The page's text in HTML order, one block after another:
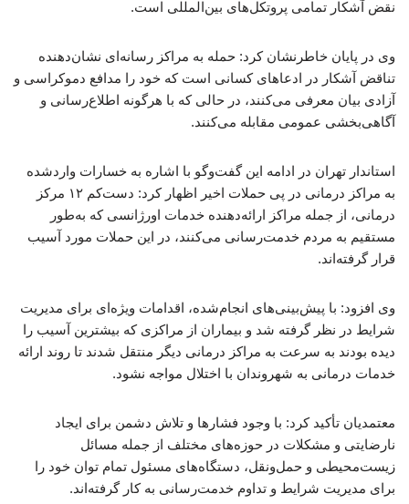
نقض آشکار تمامی پروتکل‌های بین‌المللی است.
وی در پایان خاطرنشان کرد: حمله به مراکز رسانه‌ای نشان‌دهنده
تناقض آشکار در ادعاهای کسانی است که خود را مدافع دموکراسی و
آزادی بیان معرفی می‌کنند، در حالی که با هرگونه اطلاع‌رسانی و
آگاهی‌بخشی عمومی مقابله می‌کنند.
استاندار تهران در ادامه این گفت‌وگو با اشاره به خسارات واردشده
به مراکز درمانی در پی حملات اخیر اظهار کرد: دست‌کم ۱۲ مرکز
درمانی، از جمله مراکز ارائه‌دهنده خدمات اورژانسی که به‌طور
مستقیم به مردم خدمت‌رسانی می‌کنند، در این حملات مورد آسیب
قرار گرفته‌اند.
وی افزود: با پیش‌بینی‌های انجام‌شده، اقدامات ویژه‌ای برای مدیریت
شرایط در نظر گرفته شد و بیماران از مراکزی که بیشترین آسیب را
دیده بودند به سرعت به مراکز درمانی دیگر منتقل شدند تا روند ارائه
خدمات درمانی به شهروندان با اختلال مواجه نشود.
معتمدیان تأکید کرد: با وجود فشارها و تلاش دشمن برای ایجاد
نارضایتی و مشکلات در حوزه‌های مختلف از جمله مسائل
زیست‌محیطی و حمل‌ونقل، دستگاه‌های مسئول تمام توان خود را
برای مدیریت شرایط و تداوم خدمت‌رسانی به کار گرفته‌اند.